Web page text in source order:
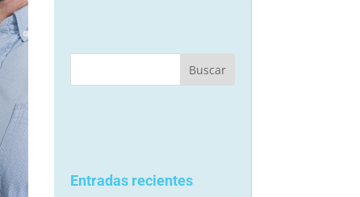
Entradas recientes